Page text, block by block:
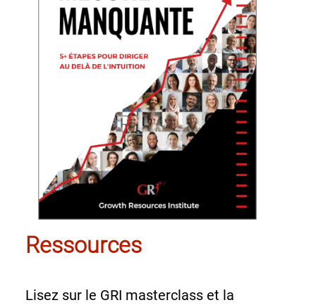
Ressources
Lisez sur le GRI masterclass et la